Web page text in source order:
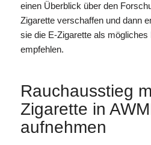
einen Überblick über den
Zigarette verschaffen und dann
sie die E-Zigarette als
empfehlen.
Rauchausstieg
Zigarette in
aufnehmen